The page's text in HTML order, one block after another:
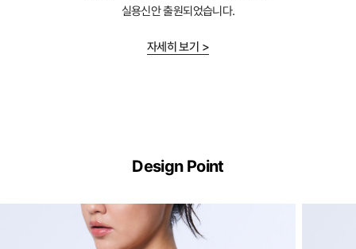
실용신안 출원되었습니다.
자세히 보기 >
Design Point